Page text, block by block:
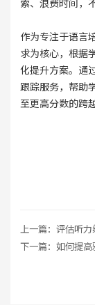
索、浪费时间，
作为专注于语言
求为核心，根据
化提升方案。通
跟踪服务，帮助
至更高分数的跨越
上一篇： 评估听
下一篇： 如何提高